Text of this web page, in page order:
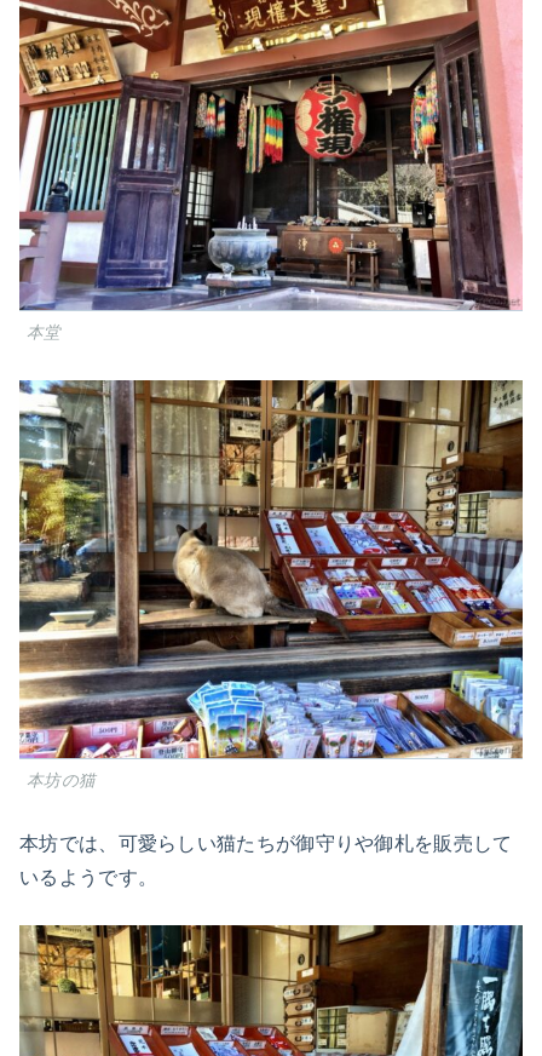
本堂
本坊の猫
本坊では、可愛らしい猫たちが御守りや御札を販売して
いるようです。